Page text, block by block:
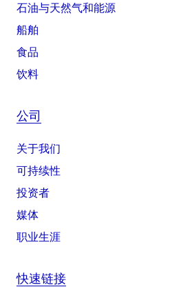
石油与天然气和能源
船舶
食品
饮料
公司
关于我们
可持续性
投资者
媒体
职业生涯
快速链接